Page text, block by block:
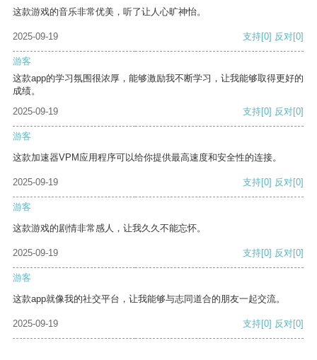
这款游戏的音乐非常优美，听了让人心旷神怡。
2025-09-19 支持[0] 反对[0]
游客
这款app的学习氛围很浓厚，能够激励我不断学习，让我能够取得更好的
成绩。
2025-09-19
支持[0] 反对[0]
游客
这款加速器VPM应用程序可以给你提供最高速度和安全性的连接。
2025-09-19 支持[0] 反对[0]
游客
这款游戏的剧情非常感人，让我久久不能忘怀。
2025-09-19 支持[0] 反对[0]
游客
这款app就像我的社交平台，让我能够与志同道合的朋友一起交流。
2025-09-19 支持[0] 反对[0]